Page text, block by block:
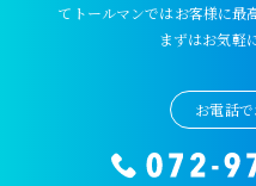
てトールマンではお客様に最
まずはお気軽
お電話